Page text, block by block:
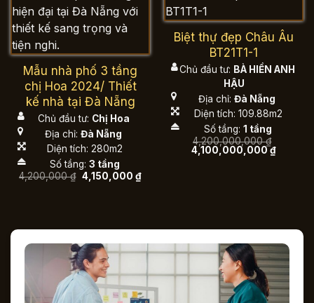
Mẫu nhà phố 3 tầng
chị Hoa 2024/ Thiết
kế nhà tại Đà Nẵng
Chủ đầu tư: Chị Hoa
Địa chỉ: Đà Nẵng
Diện tích: 280m2
Số tầng: 3 tầng
4,200,000₫ Giá
gốc
4,150,000 ₫Giá
hiện
Biệt thự đẹp Châu Âu
BT21T1-1
Chủ đầu tư: BÀ HIỀN ANH
HẬU
Địa chỉ: Đà Nẵng
Diện tích: 109.88m2
Số tầng: 1 tầng
4,200,000,000₫
Giá
gốc
4,100,000,000₫Giá